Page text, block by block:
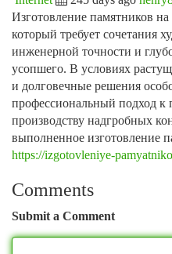
Изготовление памятников
который требует сочетания
инженерной точности и
усопшего. В условиях
и долговечные решения
профессиональный подход к
производству надгробных
выполненное изготовление
https://izgotovleniye-
Comments
Submit a Comment